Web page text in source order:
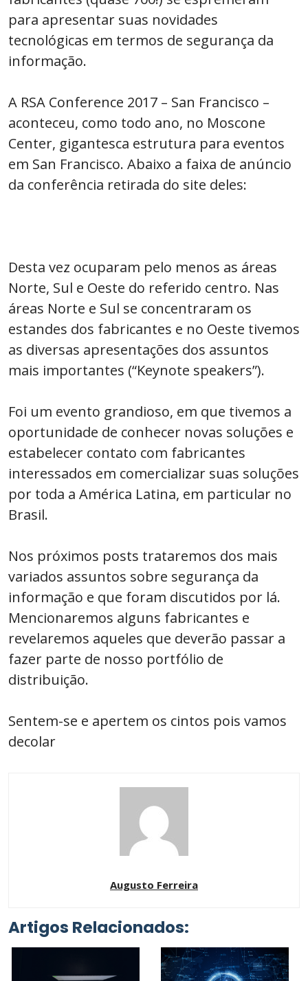
para apresentar suas novidades
tecnológicas em termos de segurança da
informação.
A RSA Conference 2017 – San Francisco –
aconteceu, como todo ano, no Moscone
Center, gigantesca estrutura para eventos
em San Francisco. Abaixo a faixa de anúncio
da conferência retirada do site deles:
Desta vez ocuparam pelo menos as áreas
Norte, Sul e Oeste do referido centro. Nas
áreas Norte e Sul se concentraram os
estandes dos fabricantes e no Oeste tivemos
as diversas apresentações dos assuntos
mais importantes (“Keynote speakers”).
Foi um evento grandioso, em que tivemos a
oportunidade de conhecer novas soluções e
estabelecer contato com fabricantes
interessados em comercializar suas soluções
por toda a América Latina, em particular no
Brasil.
Nos próximos posts trataremos dos mais
variados assuntos sobre segurança da
informação e que foram discutidos por lá.
Mencionaremos alguns fabricantes e
revelaremos aqueles que deverão passar a
fazer parte de nosso portfólio de
distribuição.
Sentem-se e apertem os cintos pois vamos
decolar
Augusto Ferreira
Artigos Relacionados: